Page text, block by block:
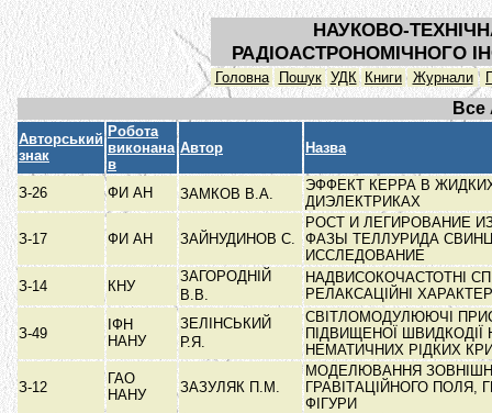
НАУКОВО-
РАДІОАСТРОНОМІЧНОГО
Головна Пошук УДК Книги Журнали
Все
Авторський
знак
Робота
виконана
в
Автор Назва
З-26 ФИ АН ЗАМКОВ В.А.
ЭФФЕКТ КЕРРА В
ДИЭЛЕКТРИКАХ
З-17 ФИ АН ЗАЙНУДИНОВ С.
РОСТ И ЛЕГИРОВАНИЕ
ФАЗЫ ТЕЛЛУРИДА
ИССЛЕДОВАНИЕ
З-14
КНУ
ЗАГОРОДНІЙ
В.В.
НАДВИСОКОЧАСТОТНІ
РЕЛАКСАЦІЙНІ
З-49
ІФН
НАНУ
ЗЕЛІНСЬКИЙ
Р.Я.
СВІТЛОМОДУЛЮЮЧІ
ПІДВИЩЕНОЇ ШВИДКОДІЇ
НЕМАТИЧНИХ РІДКИХ
З-12
ГАО
НАНУ
ЗАЗУЛЯК П.М.
МОДЕЛЮВАННЯ
ГРАВІТАЦІЙНОГО ПОЛЯ,
ФІГУРИ